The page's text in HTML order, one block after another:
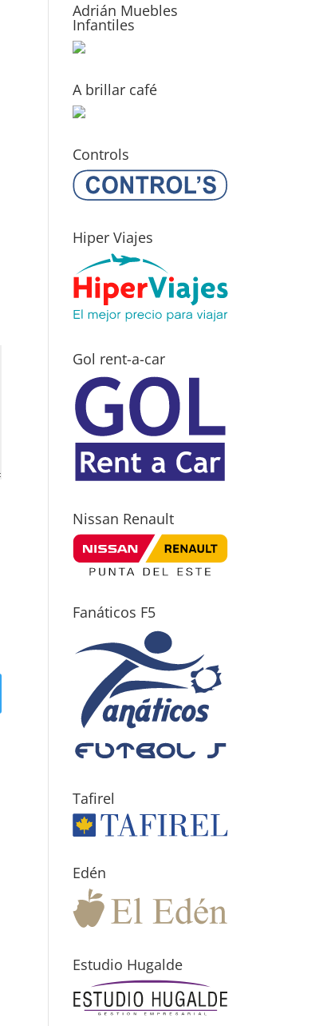
Adrián Muebles
Infantiles
A brillar café
Controls
Hiper Viajes
Gol rent-a-car
Nissan Renault
Fanáticos F5
Tafirel
Edén
Estudio Hugalde